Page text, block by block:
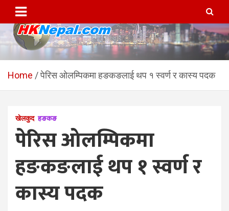
content
HKNepal.com – हङकङबाट
सञ्चालित पहिलो नेपाली अनलाईन
hknepal, hknepal.com, hk nepal, hk nepal com
Home पेरिस ओलम्पिकमा हङकङलाई थप १ स्वर्ण र कास्य पदक
खेलकुद हङकङ
पेरिस ओलम्पिकमा
हङकङलाई थप १ स्वर्ण र
कास्य पदक